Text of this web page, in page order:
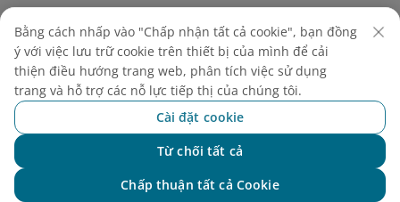
Chi phí tham khảo:Khoảng 90.000 – 150.000
VND/giờ.
Địa chỉ gợi ý:
Music Box Trường Chinh- 335 Đường
Trường Chinh, Ngã Tư Sở, Thanh Xuân, Hà
Nội.
Nghị, Bách Khoa, Hai Bà Trưng, Hà Nội.
Bằng cách nhấp vào "Chấp nhận tất cả cookie", bạn đồng
ý với việc lưu trữ cookie trên thiết bị của mình để cải
thiện điều hướng trang web, phân tích việc sử dụng
trang và hỗ trợ các nỗ lực tiếp thị của chúng tôi.
Cài đặt cookie
Từ chối tất cả
Chấp thuận tất cả Cookie